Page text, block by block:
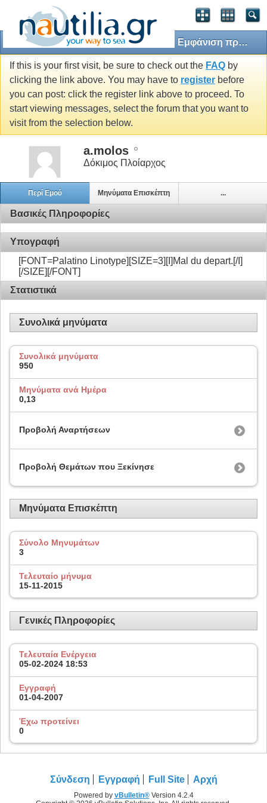
Εμφάνιση προφίλ: a.molos
If this is your first visit, be sure to check out the FAQ by
clicking the link above. You may have to register before
you can post: click the register link above to proceed. To
start viewing messages, select the forum that you want to
visit from the selection below.
a.molos
Δόκιμος Πλοίαρχος
Περί Εμού Μηνύματα Επισκέπτη ...
Βασικές Πληροφορίες
Υπογραφή
[FONT=Palatino Linotype][SIZE=3][I]Mal du depart.[/I]
[/SIZE][/FONT]
Στατιστικά
Συνολικά μηνύματα
Συνολικά μηνύματα
950
Μηνύματα ανά Ημέρα
0,13
Προβολή Αναρτήσεων
Προβολή Θεμάτων που Ξεκίνησε
Μηνύματα Επισκέπτη
Σύνολο Μηνυμάτων
3
Τελευταίο μήνυμα
15-11-2015
Γενικές Πληροφορίες
Τελευταία Ενέργεια
05-02-2024 18:53
Εγγραφή
01-04-2007
Έχω προτείνει
0
Σύνδεση Εγγραφή Full Site Αρχή
Powered by vBulletin®Version 4.2.4